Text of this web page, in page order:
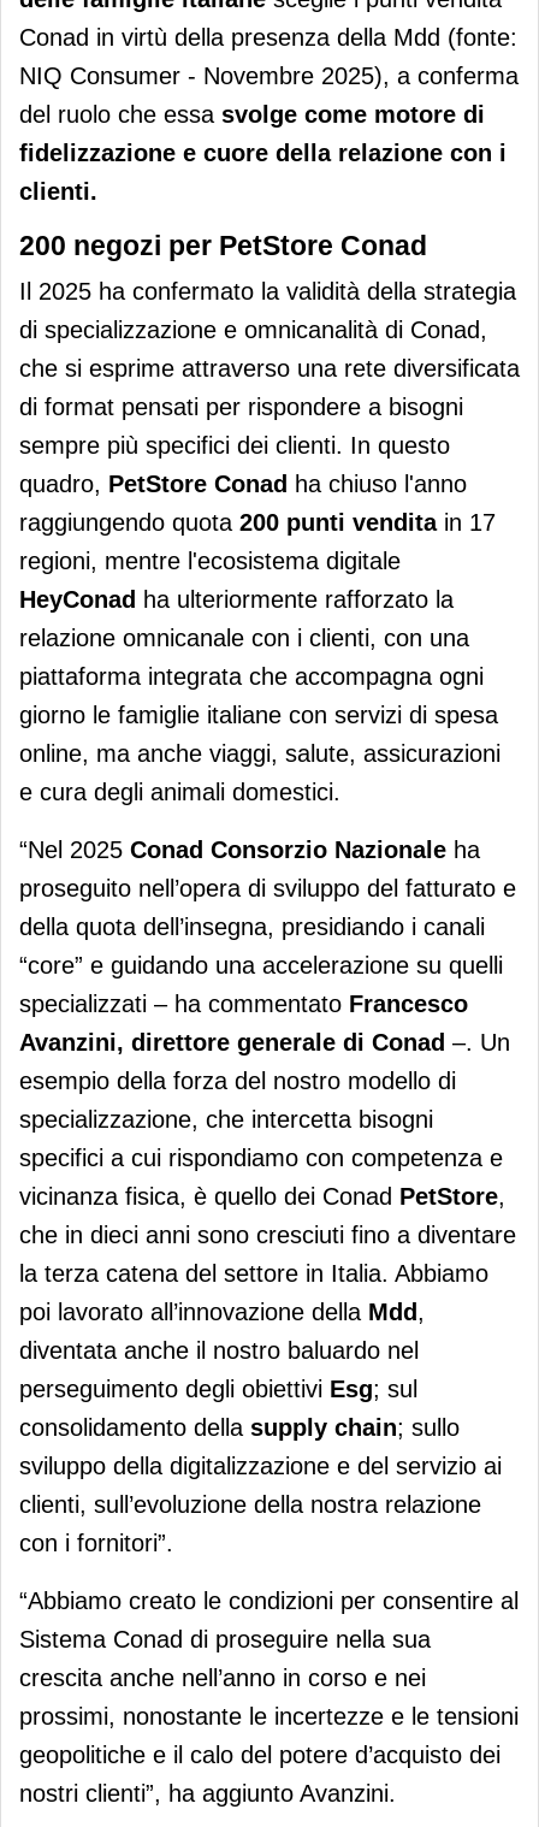
Conad in virtù della presenza della Mdd (fonte:
NIQ Consumer - Novembre 2025), a conferma
del ruolo che essa svolge come motore di
fidelizzazione e cuore della relazione con i
clienti.
200 negozi per PetStore Conad
Il 2025 ha confermato la validità della strategia
di specializzazione e omnicanalità di Conad,
che si esprime attraverso una rete diversificata
di format pensati per rispondere a bisogni
sempre più specifici dei clienti. In questo
quadro, PetStore Conad ha chiuso l'anno
raggiungendo quota 200 punti venditain 17
regioni, mentre l'ecosistema digitale
HeyConad ha ulteriormente rafforzato la
relazione omnicanale con i clienti, con una
piattaforma integrata che accompagna ogni
giorno le famiglie italiane con servizi di spesa
online, ma anche viaggi, salute, assicurazioni
e cura degli animali domestici.
“Nel 2025 Conad Consorzio Nazionale ha
proseguito nell’opera di sviluppo del fatturato e
della quota dell’insegna, presidiando i canali
“core” e guidando una accelerazione su quelli
specializzati – ha commentato Francesco
Avanzini, direttore generale di Conad –. Un
esempio della forza del nostro modello di
specializzazione, che intercetta bisogni
specifici a cui rispondiamo con competenza e
vicinanza fisica, è quello dei Conad PetStore,
che in dieci anni sono cresciuti fino a diventare
la terza catena del settore in Italia. Abbiamo
poi lavorato all’innovazione della Mdd,
diventata anche il nostro baluardo nel
perseguimento degli obiettivi Esg; sul
consolidamento della supply chain; sullo
sviluppo della digitalizzazione e del servizio ai
clienti, sull’evoluzione della nostra relazione
con i fornitori”.
“Abbiamo creato le condizioni per consentire al
Sistema Conad di proseguire nella sua
crescita anche nell’anno in corso e nei
prossimi, nonostante le incertezze e le tensioni
geopolitiche e il calo del potere d’acquisto dei
nostri clienti”, ha aggiunto Avanzini.